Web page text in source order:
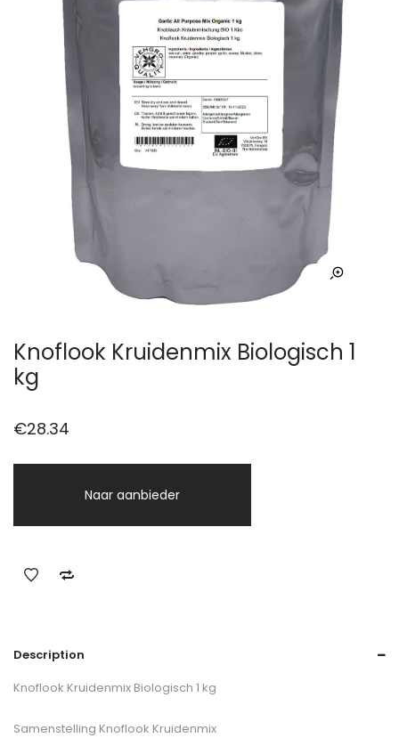
Knoflook Kruidenmix Biologisch 1
kg
€28.34
Naar aanbieder
Description
Knoflook Kruidenmix Biologisch 1 kg
Samenstelling Knoflook Kruidenmix